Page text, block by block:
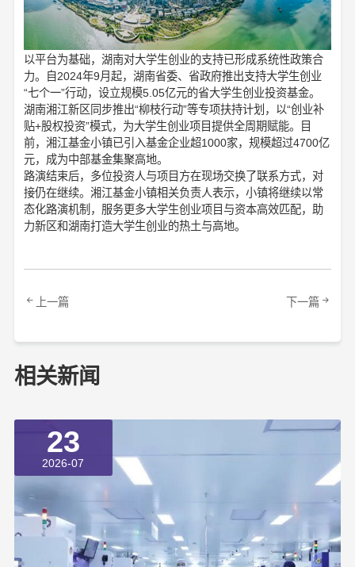
以平台为基础，湖南对大学生创业的支持已形成系统性政策合
力。自2024年9月起，湖南省委、省政府推出支持大学生创业
“七个一”行动，设立规模5.05亿元的省大学生创业投资基金。
湖南湘江新区同步推出“柳枝行动”等专项扶持计划，以“创业补
贴+股权投资”模式，为大学生创业项目提供全周期赋能。目
前，湘江基金小镇已引入基金企业超1000家，规模超过4700亿
元，成为中部基金集聚高地。
路演结束后，多位投资人与项目方在现场交换了联系方式，对
接仍在继续。湘江基金小镇相关负责人表示，小镇将继续以常
态化路演机制，服务更多大学生创业项目与资本高效匹配，助
力新区和湖南打造大学生创业的热土与高地。
上一篇 下一篇
相关新闻
23
2026-07